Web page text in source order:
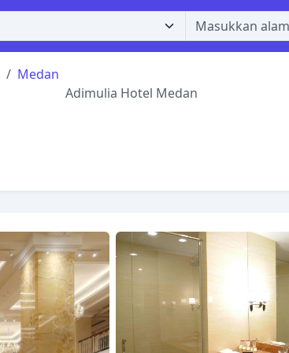
Medan
Adimulia Hotel Medan